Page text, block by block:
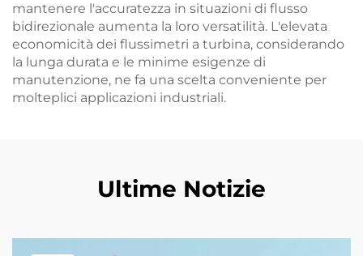
mantenere l'accuratezza in situazioni di flusso
bidirezionale aumenta la loro versatilità. L'elevata
economicità dei flussimetri a turbina, considerando
la lunga durata e le minime esigenze di
manutenzione, ne fa una scelta conveniente per
molteplici applicazioni industriali.
Ultime Notizie